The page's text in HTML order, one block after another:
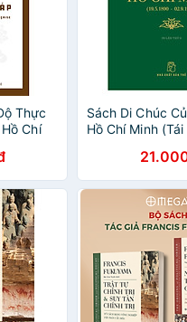
Thực
Chí
Sách Di Chúc
Hồ Chí Minh (Tái